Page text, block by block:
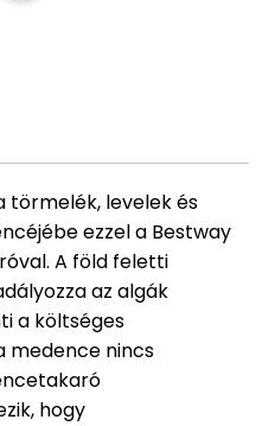
törmelék, levelek és
ezzel a Bestway
A föld feletti
az algák
a költséges
medence nincs
hogy